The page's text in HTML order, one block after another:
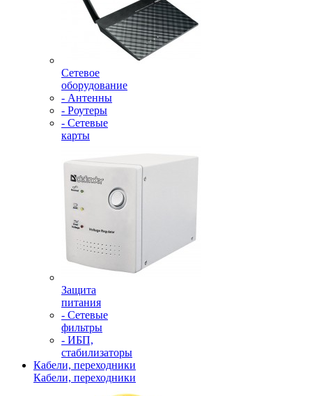
Сетевое
оборудование
- Антенны
- Роутеры
- Сетевые
карты
Защита
питания
- Сетевые
фильтры
- ИБП,
стабилизаторы
Кабели, переходники
Кабели, переходники